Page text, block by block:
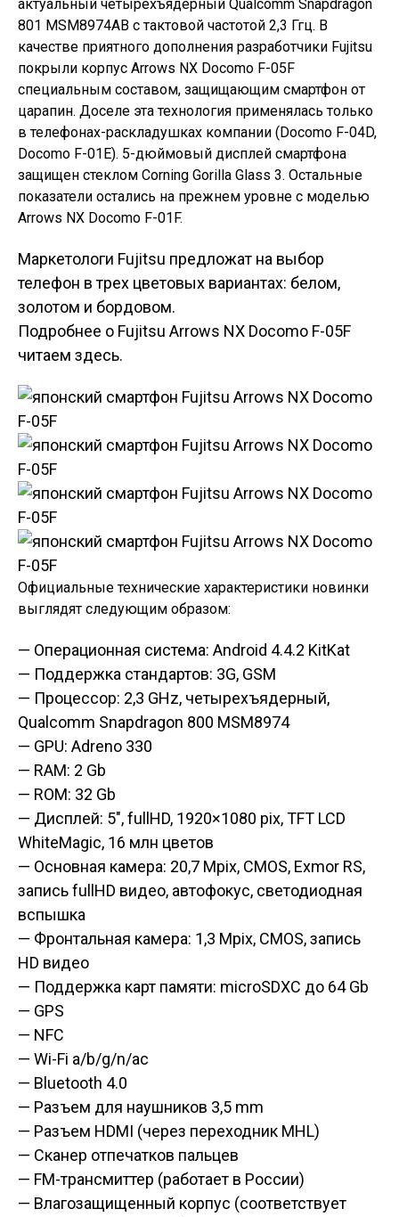
актуальный четырехъядерный Qualcomm Snapdragon
801 MSM8974AB с тактовой частотой 2,3 Ггц. В
качестве приятного дополнения разработчики Fujitsu
покрыли корпус Arrows NX Docomo F-05F
специальным составом, защищающим смартфон от
царапин. Доселе эта технология применялась только
в телефонах-раскладушках компании (Docomo F-04D,
Docomo F-01E). 5-дюймовый дисплей смартфона
защищен стеклом Corning Gorilla Glass 3. Остальные
показатели остались на прежнем уровне с моделью
Arrows NX Docomo F-01F.
Маркетологи Fujitsu предложат на выбор
телефон в трех цветовых вариантах: белом,
золотом и бордовом.
Подробнее о Fujitsu Arrows NX Docomo F-05F
читаем здесь.
Официальные технические характеристики новинки
выглядят следующим образом:
— Операционная система: Android 4.4.2 KitKat
— Поддержка стандартов: 3G, GSM
— Процессор: 2,3 GHz, четырехъядерный,
Qualcomm Snapdragon 800 MSM8974
— GPU: Adreno 330
— RAM: 2 Gb
— ROM: 32 Gb
— Дисплей: 5″, fullHD, 1920×1080 pix, TFT LCD
WhiteMagic, 16 млн цветов
— Основная камера: 20,7 Mpix, CMOS, Exmor RS,
запись fullHD видео, автофокус, светодиодная
вспышка
— Фронтальная камера: 1,3 Mpix, CMOS, запись
HD видео
— Поддержка карт памяти: microSDXC до 64 Gb
— GPS
— NFC
— Wi-Fi a/b/g/n/ac
— Bluetooth 4.0
— Разъем для наушников 3,5 mm
— Разъем HDMI (через переходник MHL)
— Сканер отпечатков пальцев
— FM-трансмиттер (работает в России)
— Влагозащищенный корпус (соответствует